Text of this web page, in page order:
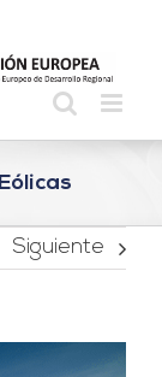
Siguiente